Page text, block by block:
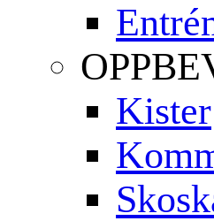
Kister